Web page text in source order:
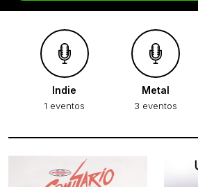
Indie
1 eventos
Metal
3 eventos